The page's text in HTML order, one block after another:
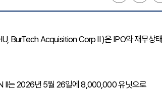
BurTech Acquisition Corp II )은 IPO와 재무상태
II는 2026년 5월 26일에 8,000,000 유닛으로